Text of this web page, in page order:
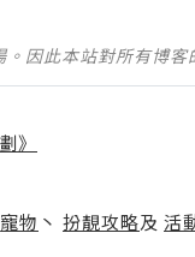
因此本站對所有博
》
寵物 丶 扮靚攻略及 活